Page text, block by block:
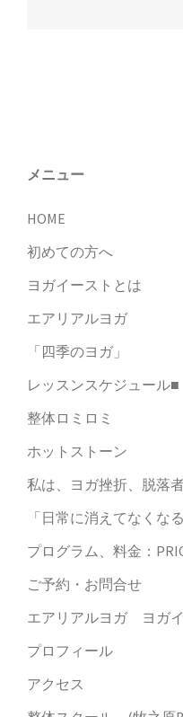
メニュー
HOME
初めての方へ
ヨガイーストとは
エアリアルヨガ
「四季のヨガ」
レッスンスケジュール■
整体ロミロミ
ホットストーン
私は、ヨガ挫折、脱落
「日常に消えてなくな
プログラム、料金：
ご予約・お問合せ
エアリアルヨガ ヨガ
プロフィール
アクセス